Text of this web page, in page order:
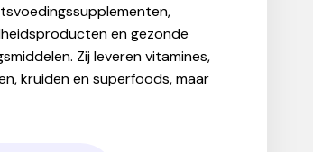
en gezonde
Zij leveren vitamines,
kruiden en superfoods, maar